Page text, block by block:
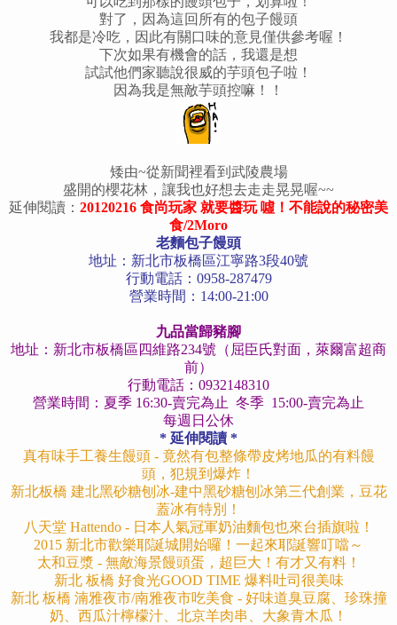
對了，因為這回所有的包子饅頭
我都是冷吃，因此有關口味的意見僅供參考喔！
下次如果有機會的話，我還是想
試試他們家聽說很威的芋頭包子啦！
因為我是無敵芋頭控嘛！！
矮由~從新聞裡看到武陵農場
盛開的櫻花林，讓我也好想去走走晃晃喔~~
延伸閱讀： 20120216 食尚玩家 就要醬玩 噓！不能說的秘密美
食/2Moro
老麵包子饅頭
地址：新北市板橋區江寧路3段40號
行動電話：0958-287479
營業時間：14:00-21:00
九品當歸豬腳
地址：新北市板橋區四維路234號（屈臣氏對面，萊爾富超商
前）
行動電話：0932148310
營業時間：夏季 16:30-賣完為止 冬季 15:00-賣完為止
每週日公休
* 延伸閱讀 *
真有味手工養生饅頭 - 竟然有包整條帶皮烤地瓜的有料饅
頭，犯規到爆炸！
新北板橋 建北黑砂糖刨冰-建中黑砂糖刨冰第三代創業，豆花
蓋冰有特別！
八天堂 Hattendo - 日本人氣冠軍奶油麵包也來台插旗啦！
2015 新北市歡樂耶誕城開始囉！一起來耶誕響叮噹～
太和豆漿 - 無敵海景饅頭蛋，超巨大！有才又有料！
新北 板橋 好食光GOOD TIME 爆料吐司很美味
新北 板橋 湳雅夜市/南雅夜市吃美食 - 好味道臭豆腐、珍珠撞
奶、西瓜汁檸檬汁、北京羊肉串、大象青木瓜！